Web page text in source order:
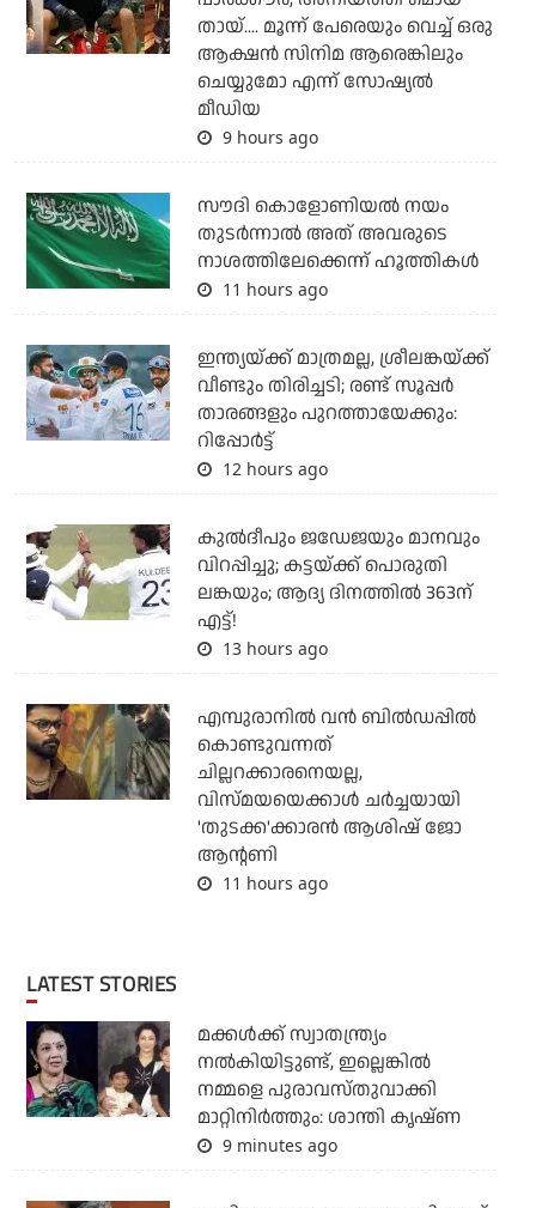
തായ്.... മൂന്ന് പേരെയും വെച്ച് ഒരു
ആക്ഷന്‍ സിനിമ ആരെങ്കിലും
ചെയ്യുമോ എന്ന് സോഷ്യല്‍
മീഡിയ
9 hours ago
സൗദി കൊളോണിയല്‍ നയം
തുടര്‍ന്നാല്‍ അത് അവരുടെ
നാശത്തിലേക്കെന്ന് ഹൂത്തികള്‍
11 hours ago
ഇന്ത്യയ്ക്ക് മാത്രമല്ല, ശ്രീലങ്കയ്ക്ക്
വീണ്ടും തിരിച്ചടി; രണ്ട് സൂപ്പര്‍
താരങ്ങളും പുറത്തായേക്കും:
റിപ്പോര്‍ട്ട്
12 hours ago
കുല്‍ദീപും ജഡേജയും മാനവും
വിറപ്പിച്ചു; കട്ടയ്ക്ക് പൊരുതി
ലങ്കയും; ആദ്യ ദിനത്തില്‍ 363ന്
എട്ട്!
13 hours ago
എമ്പുരാനില്‍ വന്‍ ബില്‍ഡപ്പില്‍
കൊണ്ടുവന്നത്
ചില്ലറക്കാരനെയല്ല,
വിസ്മയയെക്കാള്‍ ചര്‍ച്ചയായി
'തുടക്ക'ക്കാരന്‍ ആശിഷ് ജോ
ആന്റണി
11 hours ago
LATEST STORIES
മക്കൾക്ക് സ്വാതന്ത്ര്യം
നൽകിയിട്ടുണ്ട്, ഇല്ലെങ്കിൽ
നമ്മളെ പുരാവസ്തുവാക്കി
മാറ്റിനിർത്തും: ശാന്തി കൃഷ്ണ
9 minutes ago